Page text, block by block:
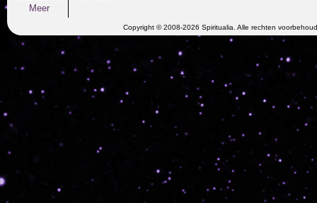
Meer
Copyright © 2008-2026 Spiritualia. Alle rechten